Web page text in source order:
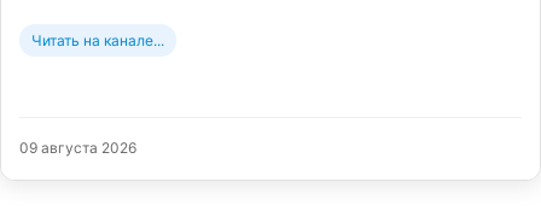
Читать на канале...
09 августа 2026